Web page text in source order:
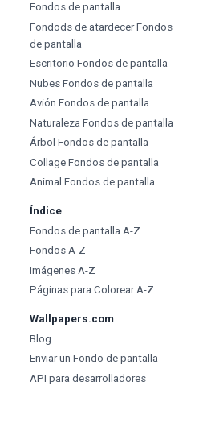
Fondos de pantalla
Fondods de atardecer Fondos
de pantalla
Escritorio Fondos de pantalla
Nubes Fondos de pantalla
Avión Fondos de pantalla
Naturaleza Fondos de pantalla
Árbol Fondos de pantalla
Collage Fondos de pantalla
Animal Fondos de pantalla
Índice
Fondos de pantalla A-Z
Fondos A-Z
Imágenes A-Z
Páginas para Colorear A-Z
Wallpapers.com
Blog
Enviar un Fondo de pantalla
API para desarrolladores